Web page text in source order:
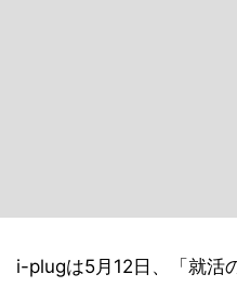
i-plugは5月12日、「就活